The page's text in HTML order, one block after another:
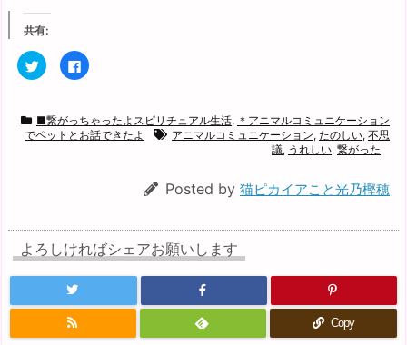
共有:
ク
リ
て
T
w
し
い
ィ
ド
ウ
開
F
a
o
o
k
ッ
ク
て
だ
さ
(新
■繋がっちゃったよスピリチュアル生活, ＊アニマルコミュニケーション
でペットとお話できたよ
アニマルコミュニケーション, たのしい, 不思
議, うれしい, 繋がった
Posted by 猫ピカイアこと光乃樫穂
よろしければシェアお願いします
Copy